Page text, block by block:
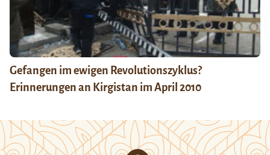
Gefangen im ewigen Revolutionszyklus?
Erinnerungen an Kirgistan im April 2010